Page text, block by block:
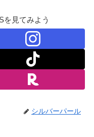
を見てみよう
シルバーパール